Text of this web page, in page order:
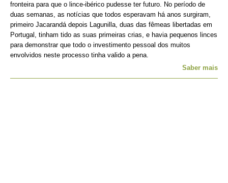
fronteira para que o lince-ibérico pudesse ter futuro. No período de
duas semanas, as notícias que todos esperavam há anos surgiram,
primeiro Jacarandá depois Lagunilla, duas das fêmeas libertadas em
Portugal, tinham tido as suas primeiras crias, e havia pequenos linces
para demonstrar que todo o investimento pessoal dos muitos
envolvidos neste processo tinha valido a pena.
Saber mais